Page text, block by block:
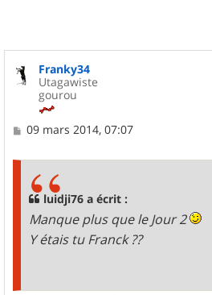
Franky34
Utagawiste
gourou
M
09 mars 2014, 07:07
luidji76 a écrit :
Manque plus que le Jour 2
Y étais tu Franck ??